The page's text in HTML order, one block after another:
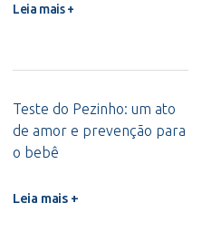
Leia mais +
Teste do Pezinho: um ato
de amor e prevenção para
o bebê
Leia mais +